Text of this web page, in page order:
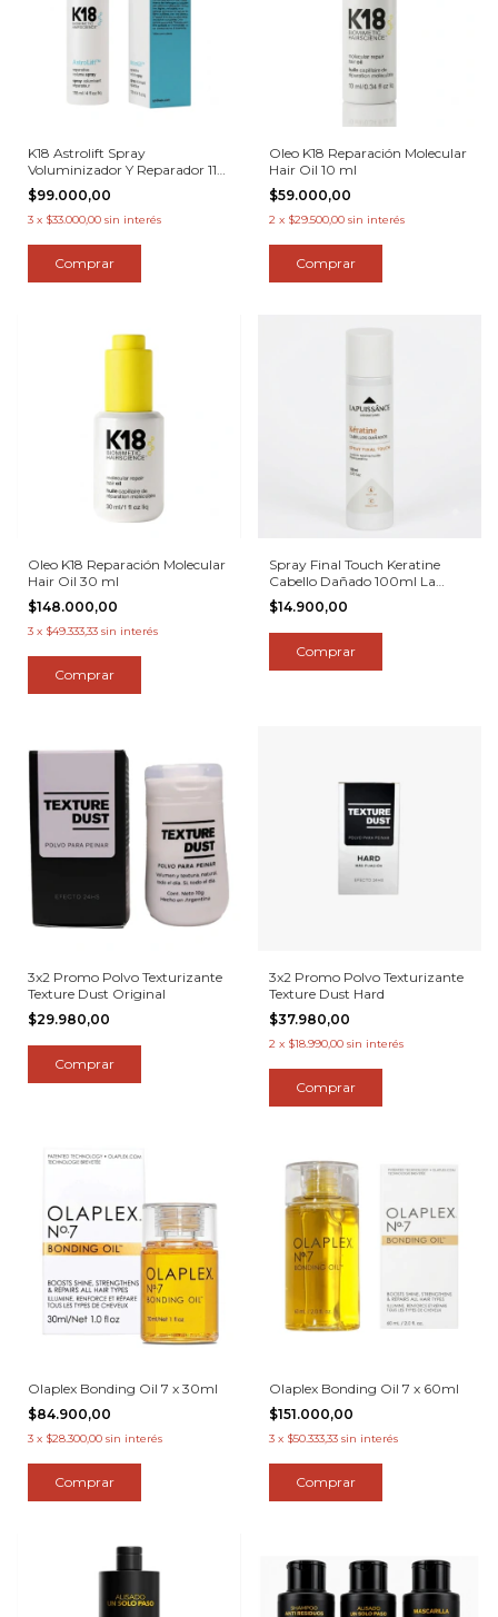
K18 Astrolift Spray
Voluminizador Y Reparador 118
Ml
$99.000,00
3 x $33.000,00 sin interés
Oleo K18 Reparación Molecular
Hair Oil 10 ml
$59.000,00
2 x $29.500,00 sin interés
Oleo K18 Reparación Molecular
Hair Oil 30 ml
$148.000,00
3 x $49.333,33 sin interés
Spray Final Touch Keratine
Cabello Dañado 100ml La
Puissance
$14.900,00
3x2 Promo Polvo Texturizante
Texture Dust Original
$29.980,00
3x2 Promo Polvo Texturizante
Texture Dust Hard
$37.980,00
2 x $18.990,00 sin interés
Olaplex Bonding Oil 7 x 30ml
$84.900,00
3 x $28.300,00 sin interés
Olaplex Bonding Oil 7 x 60ml
$151.000,00
3 x $50.333,33 sin interés